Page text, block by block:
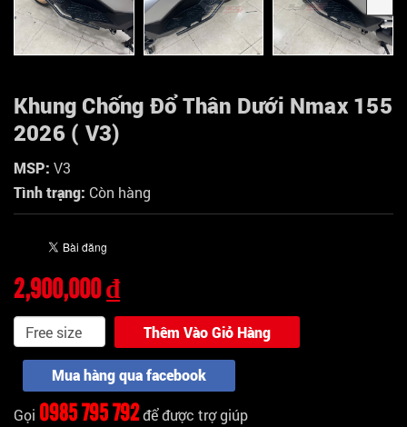
Khung Chống Đổ Thân Dưới Nmax 155
2026 ( V3)
MSP: V3
Tình trạng: Còn hàng
2,900,000 ₫
Thêm Vào Giỏ Hàng
Mua hàng qua facebook
Gọi 0985 795 792để được trợ giúp